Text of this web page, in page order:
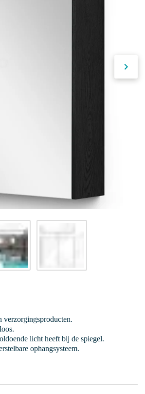
verzorgingsproducten.
licht heeft bij de spiegel.
ophangsysteem.